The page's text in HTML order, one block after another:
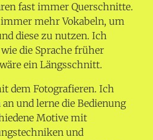
fast immer Querschnitte.
mehr Vokabeln, um
diese zu nutzen. Ich
die Sprache früher
ein Längsschnitt.
dem Fotografieren. Ich
und lerne die Bedienung
Motive mit
und